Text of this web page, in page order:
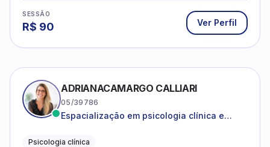
SESSÃO
R$ 90 Ver Perfil
ADRIANACAMARGO CALLIARI
05/39786
Espacialização em psicologia clínica e
Psicologia clínica